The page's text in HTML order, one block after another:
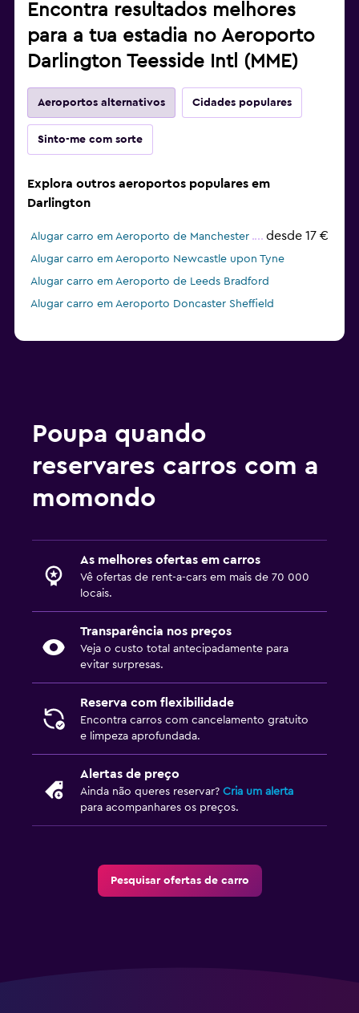
Encontra resultados melhores
para a tua estadia no Aeroporto
Darlington Teesside Intl (MME)
Aeroportos alternativos Cidades populares
Sinto-me com sorte
Explora outros aeroportos populares em
Darlington
Alugar carro em Aeroporto de Manchester desde 17 €
Alugar carro em Aeroporto Newcastle upon Tyne
Alugar carro em Aeroporto de Leeds Bradford
Alugar carro em Aeroporto Doncaster Sheffield
Poupa quando
reservares carros com a
momondo
As melhores ofertas em carros
Vê ofertas de rent-a-cars em mais de 70 000
locais.
Transparência nos preços
Veja o custo total antecipadamente para
evitar surpresas.
Reserva com flexibilidade
Encontra carros com cancelamento gratuito
e limpeza aprofundada.
Alertas de preço
Ainda não queres reservar? Cria um alerta
para acompanhares os preços.
Pesquisar ofertas de carro